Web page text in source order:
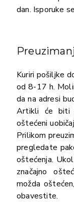
dan. Isporuke
Kuriri pošiljke
od 8-17 h.
da na adresi
Artikli će biti
oštećeni
Prilikom
pregledate
oštećenja.
značajno
možda
obavestite.